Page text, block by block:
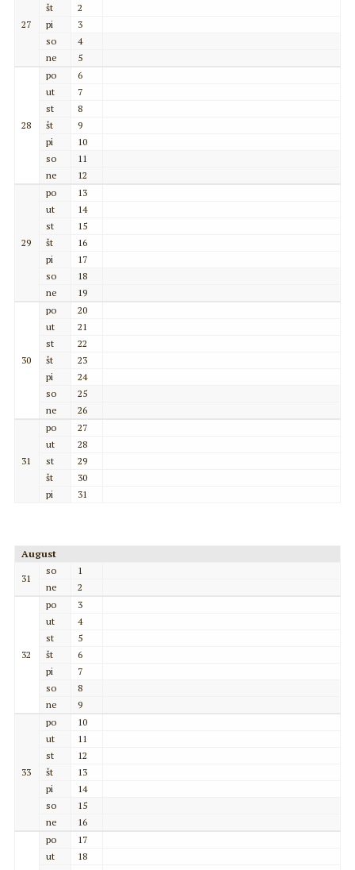
27
št
2
pi
3
so
4
ne
5
28
po
6
ut
7
st
8
št
9
pi
10
so
11
ne
12
29
po
13
ut
14
st
15
št
16
pi
17
so
18
ne
19
30
po
20
ut
21
st
22
št
23
pi
24
so
25
ne
26
31
po
27
ut
28
st
29
št
30
pi
31
August
31
so
1
ne
2
32
po
3
ut
4
st
5
št
6
pi
7
so
8
ne
9
33
po
10
ut
11
st
12
št
13
pi
14
so
15
ne
16
po
17
ut
18